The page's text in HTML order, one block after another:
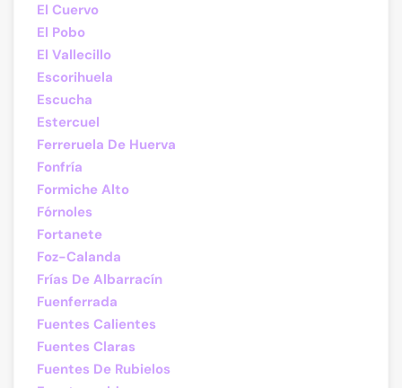
El Cuervo
El Pobo
El Vallecillo
Escorihuela
Escucha
Estercuel
Ferreruela De Huerva
Fonfría
Formiche Alto
Fórnoles
Fortanete
Foz-Calanda
Frías De Albarracín
Fuenferrada
Fuentes Calientes
Fuentes Claras
Fuentes De Rubielos